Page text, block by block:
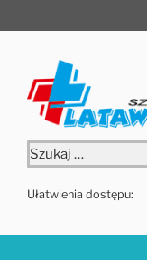
do
Szukaj:
Ułatwienia dostępu: